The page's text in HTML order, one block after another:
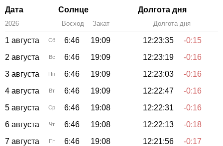
Дата Солнце Долгота дня
2026 Восход Закат Долгота дня
1 августа Сб 6:46 19:09 12:23:35
-0:15
2 августа
Вс 6:46 19:09 12:23:19
-0:16
3 августа
Пн 6:46 19:09 12:23:03
-0:16
4 августа
Вт 6:46 19:09 12:22:47
-0:16
5 августа
Ср 6:46 19:08 12:22:31
-0:16
6 августа
Чт 6:46 19:08 12:22:13
-0:18
7 августа
Пт 6:46 19:08 12:21:56
-0:17